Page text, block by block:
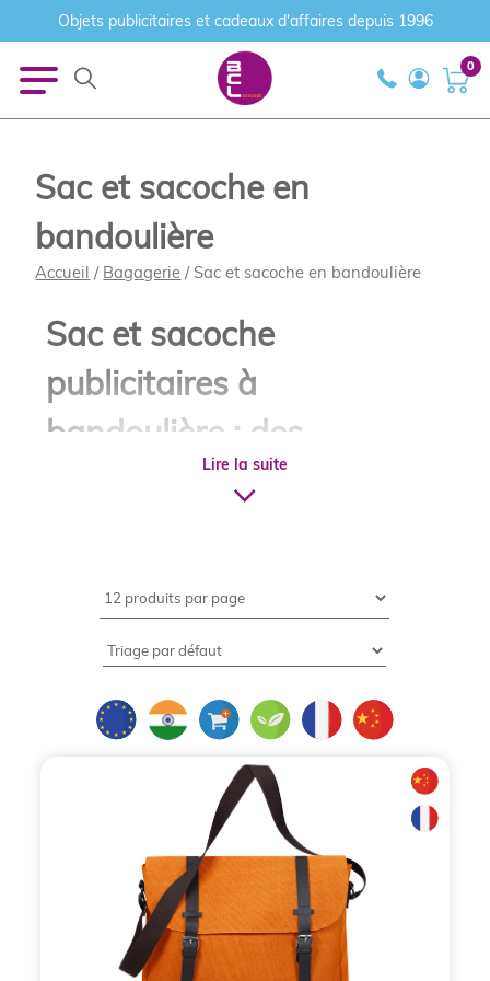
Objets publicitaires et cadeaux d'affaires depuis 1996
0
Sac et sacoche en
bandoulière
Accueil / Bagagerie / Sac et sacoche en bandoulière
Sac et sacoche
publicitaires à
bandoulière : des
supports de
Dans l’univers de la
certains supports se démarquent par leur capacité
et image professionnelle. C’est précisément le cas
sac et sacoche publicitaires à bandoulière
marketing des entreprises. Fonctionnels,
confortables et facilement personnalisables, ils
s’imposent comme des objets publicitaires
à forte
valeur ajoutée, aussi bien pour des opérations
événementielles que pour descadeaux
à long terme.
Depuis 1996,BCL Concept , fournisseur d’objets
publicitaires reconnu en France, accompagne les
marques dans le choix de
sacs et sacoches à
Lire la suite